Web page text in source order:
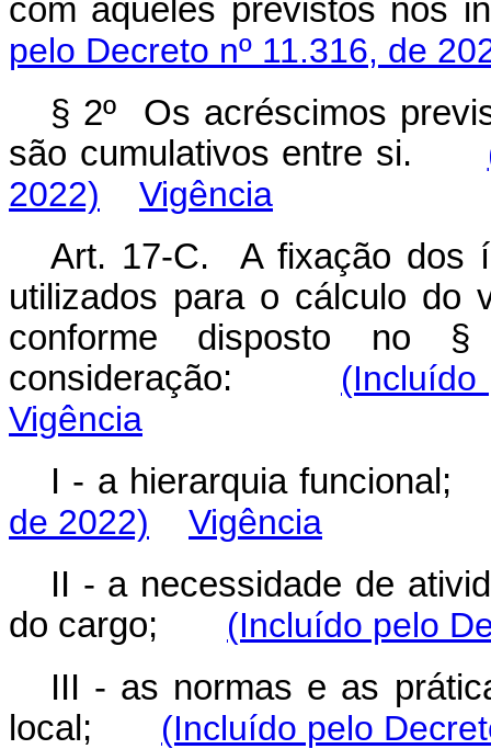
com aqueles previstos nos
pelo Decreto nº 11.316, de
§ 2º Os acréscimos
são cumulativos entre si.
2022)
Vigência
Art. 17-C. A fixação dos
utilizados para o cálculo do
conforme disposto no
consideração: (Incluído
Vigência
I - a hierarquia
de 2022)
Vigência
II - a necessidade de
do cargo; (Incluído pelo
III - as normas e as
local; (Incluído pelo